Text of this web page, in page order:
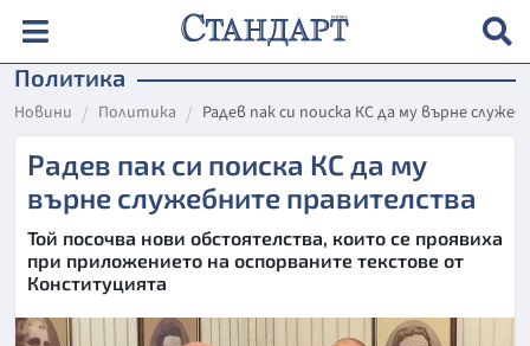
Политика
Новини Политика Радев пак си поиска КС да му върне
Радев пак си поиска КС да му
върне служебните правителства
Той посочва нови обстоятелства, които се проявиха
при приложението на оспорваните текстове от
Конституцията